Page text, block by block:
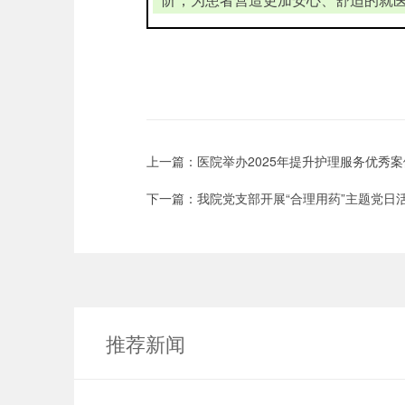
上一篇： 医院举办2025年提升护理服务优秀
下一篇： 我院党支部开展“合理用药”主题党日
推荐新闻